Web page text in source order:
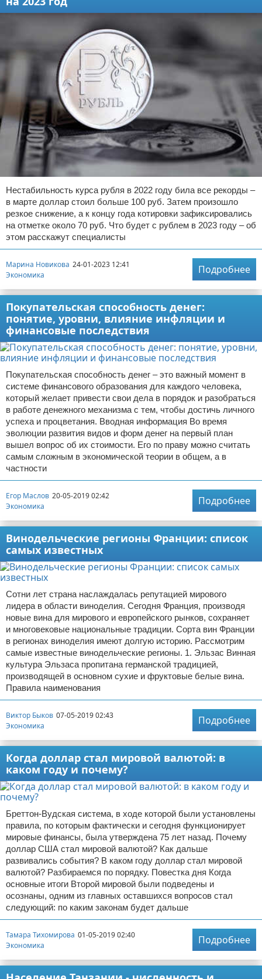
Нестабильность курса рубля в 2022 году била все рекорды –
в марте доллар стоил больше 100 руб. Затем произошло
резкое снижение, а к концу года котировки зафиксировались
на отметке около 70 руб. Что будет с рублем в 2023 году – об
этом расскажут специалисты
Марина Новикова 24-01-2023 12:41
Экономика
Подробнее
Покупательская способность денег:
понятие, уровни, влияние инфляции и
финансовые последствия
Покупательская способность денег – это важный момент в
системе финансового образования для каждого человека,
который желает привести свои дела в порядок и разобраться
в работе денежного механизма с тем, чтобы достичь личного
успеха и процветания. Вводная информация Во время
эволюции развития видов и форм денег на первый план
вышел вопрос об их стоимости. Его по праву можно считать
самым сложным в экономической теории в общем, а в
частности
Егор Маслов 20-05-2019 02:42
Экономика
Подробнее
Винодельческие регионы Франции: список
самых известных
Сотни лет страна наслаждалась репутацией мирового
лидера в области виноделия. Сегодня Франция, производя
новые вина для мирового и европейского рынков, сохраняет
и многовековые национальные традиции. Сорта вин Франции
в регионах виноделия имеют долгую историю. Рассмотрим
самые известные винодельческие регионы. 1. Эльзас Винная
культура Эльзаса пропитана германской традицией,
производящей в основном сухие и фруктовые белые вина.
Правила наименования
Виктор Быков 07-05-2019 02:43
Экономика
Подробнее
Когда доллар стал мировой валютой: в
каком году и почему?
Бреттон-Вудская система, в ходе которой были установлены
правила, по которым фактически и сегодня функционирует
мировые финансы, была утверждена 75 лет назад. Почему
доллар США стал мировой валютой? Как дальше
развивались события? В каком году доллар стал мировой
валютой? Разбираемся по порядку. Повестка дня Когда
основные итоги Второй мировой были подведены и
осознаны, одним из главных оставшихся вопросов стал
следующий: по каким законам будет дальше
Тамара Тихомирова 01-05-2019 02:40
Экономика
Подробнее